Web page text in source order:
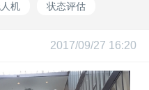
机 状态评估
2017/09/27 16:20